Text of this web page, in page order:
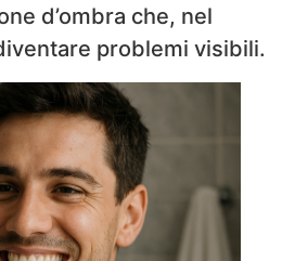
d’ombra che, nel
problemi visibili.